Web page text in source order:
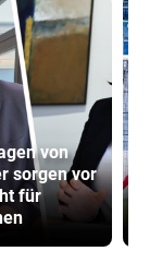
von
sorgen vor
für